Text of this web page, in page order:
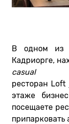
В одном из
Кадриорге,
casual
ресторан
этаже
посещаете